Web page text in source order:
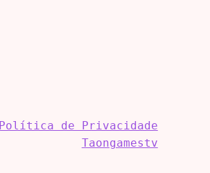
Política de Privacidade
Taongamestv